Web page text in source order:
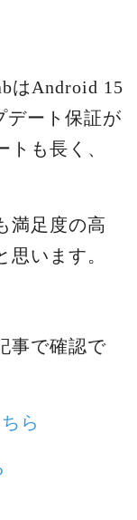
はAndroid 15
デート保証が
も長く、
満足度の高
います。
事で確認で
ら